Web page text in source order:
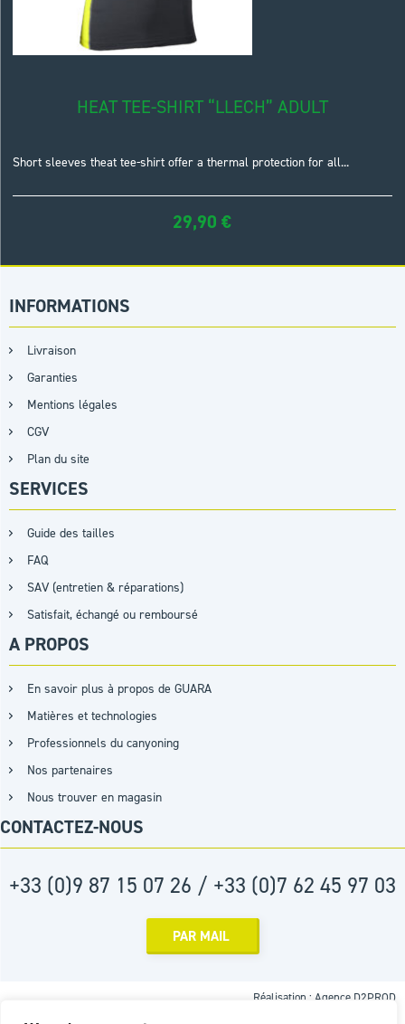
HEAT TEE-SHIRT “LLECH” ADULT
Short sleeves theat tee-shirt offer a thermal protection for all...
29,90€
INFORMATIONS
Livraison
Garanties
Mentions légales
CGV
Plan du site
SERVICES
Guide des tailles
FAQ
SAV (entretien & réparations)
Satisfait, échangé ou remboursé
A PROPOS
En savoir plus à propos de GUARA
Matières et technologies
Professionnels du canyoning
Nos partenaires
Nous trouver en magasin
CONTACTEZ-NOUS
+33 (0)9 87 15 07 26 / +33 (0)7 62 45 97 03
PAR MAIL
Réalisation : Agence D2PROD